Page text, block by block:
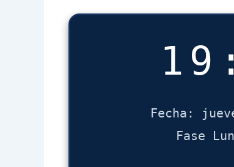
Fecha:
Fase